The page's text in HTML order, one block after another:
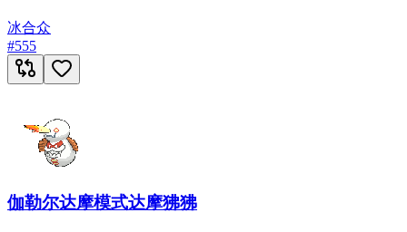
冰合众
#555
伽勒尔达摩模式达摩狒狒